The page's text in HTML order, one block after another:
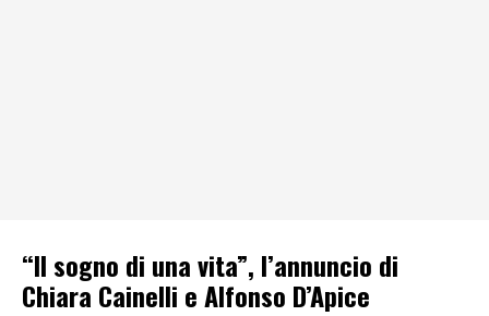
“Il sogno di una vita”, l’annuncio di
Chiara Cainelli e Alfonso D’Apice